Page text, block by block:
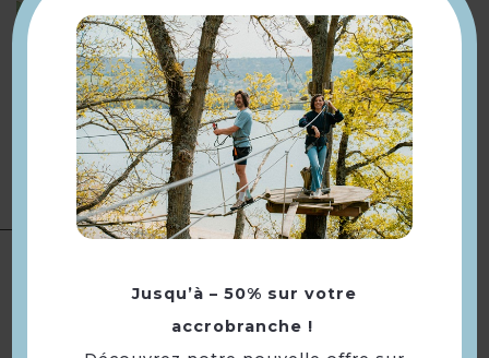
Leaflet| ©OpenStreetMap
Présentation
Jusqu’à – 50% sur votre
accrobranche !